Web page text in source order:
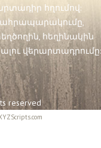
հղումով:
հեղինակին
վերարտադրումը:
reserved